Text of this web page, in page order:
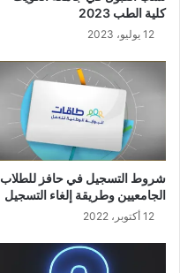
كلية الطب 2023
12 يوليو، 2023
شروط التسجيل في حافز للطلاب
الجامعيين وطريقة إلغاء التسجيل
12 أكتوبر، 2022